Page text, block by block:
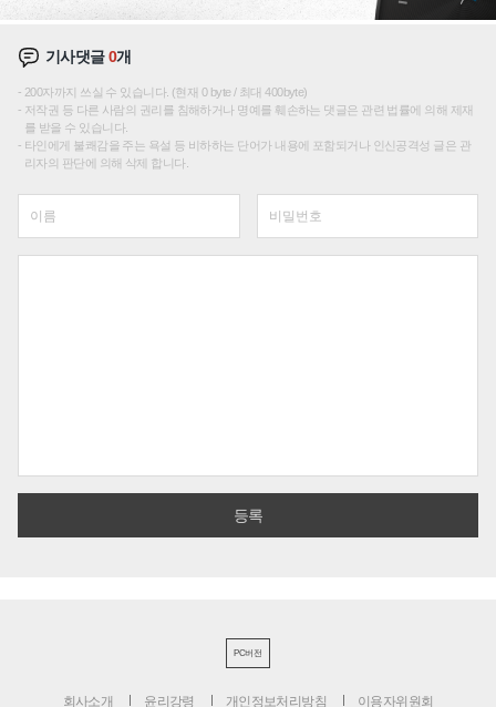
기사댓글0개
200자까지 쓰실 수 있습니다. (현재 0 byte / 최대 400byte)
저작권 등 다른 사람의 권리를 침해하거나 명예를 훼손하는 댓글은 관련 법률에 의해 제재
를 받을 수 있습니다.
타인에게 불쾌감을 주는 욕설 등 비하하는 단어가 내용에 포함되거나 인신공격성 글은 관
리자의 판단에 의해 삭제 합니다.
PC버전
회사소개 윤리강령 개인정보처리방침 이용자위원회